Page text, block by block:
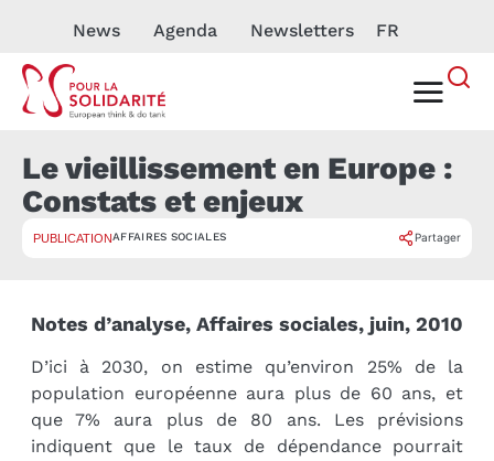
News Agenda Newsletters FR
Le vieillissement en Europe :
Constats et enjeux
PUBLICATIONAFFAIRES SOCIALES Partager
Notes d’analyse, Affaires sociales, juin, 2010
D’ici à 2030, on estime qu’environ 25% de la
population européenne aura plus de 60 ans, et
que 7% aura plus de 80 ans. Les prévisions
indiquent que le taux de dépendance pourrait